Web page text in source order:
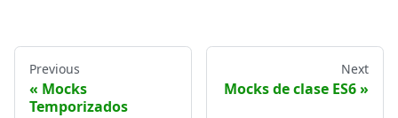
Previous
Mocks
Temporizados
Next
Mocks de clase ES6